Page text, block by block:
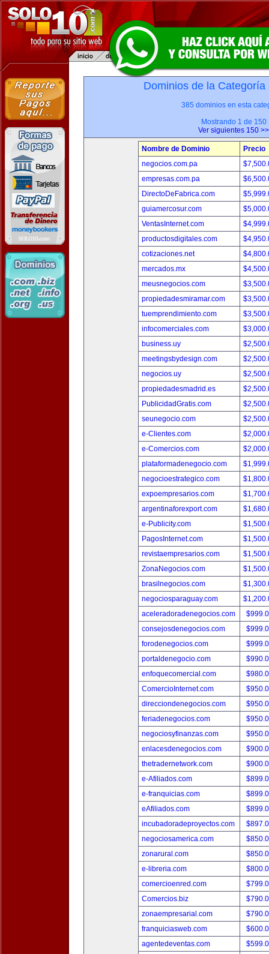
Dominios de la
385 dominios en esta
Mostrando 1 de 150
Ver siguientes 150 >>
Nombre de Dominio
Precio
negocios.com.pa
empresas.com.pa
DirectoDeFabrica.com
guiamercosur.com
VentasInternet.com
productosdigitales.com
cotizaciones.net
mercados.mx
meusnegocios.com
propiedadesmiramar.com
tuemprendimiento.com
infocomerciales.com
business.uy
meetingsbydesign.com
negocios.uy
propiedadesmadrid.es
PublicidadGratis.com
seunegocio.com
e-Clientes.com
e-Comercios.com
plataformadenegocio.com
negocioestrategico.com
expoempresarios.com
argentinaforexport.com
e-Publicity.com
PagosInternet.com
revistaempresarios.com
ZonaNegocios.com
brasilnegocios.com
negociosparaguay.com
aceleradoradenegocios.com
consejosdenegocios.com
forodenegocios.com
portaldenegocio.com
enfoquecomercial.com
ComercioInternet.com
direcciondenegocios.com
feriadenegocios.com
negociosyfinanzas.com
enlacesdenegocios.com
thetradernetwork.com
e-Afiliados.com
e-franquicias.com
eAfiliados.com
incubadoradeproyectos.com
negociosamerica.com
zonarural.com
e-libreria.com
comercioenred.com
Comercios.biz
zonaempresarial.com
franquiciasweb.com
agentedeventas.com